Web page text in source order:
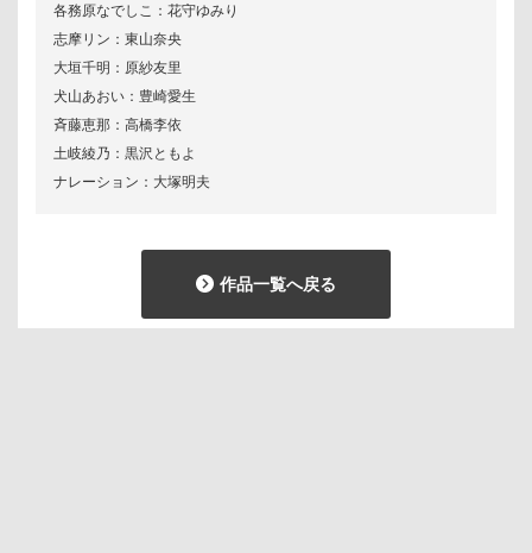
各務原なでしこ：花守ゆみり
志摩リン：東山奈央
大垣千明：原紗友里
犬山あおい：豊崎愛生
斉藤恵那：高橋李依
土岐綾乃：黒沢ともよ
ナレーション：大塚明夫
作品一覧へ戻る